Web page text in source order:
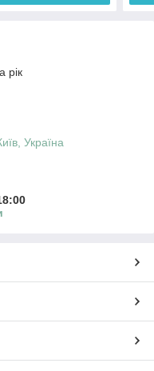
рік
Україна